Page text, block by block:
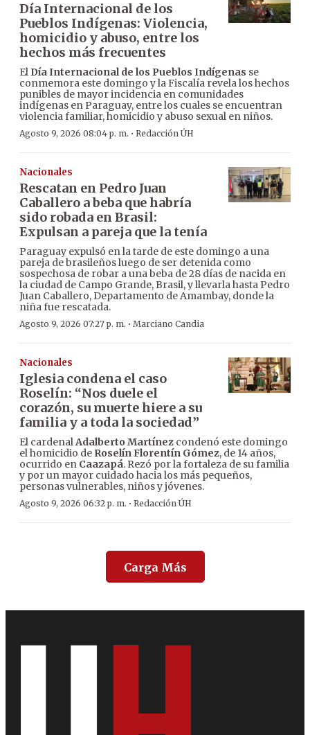
Día Internacional de los
Pueblos Indígenas: Violencia,
homicidio y abuso, entre los
hechos más frecuentes
El Día Internacional de los Pueblos Indígenas se
conmemora este domingo y la Fiscalía revela los hechos
punibles de mayor incidencia en comunidades
indígenas en Paraguay, entre los cuales se encuentran
violencia familiar, homicidio y abuso sexual en niños.
Agosto 9, 2026 08:04 p. m. · Redacción ÚH
Nacionales
Rescatan en Pedro Juan
Caballero a beba que habría
sido robada en Brasil:
Expulsan a pareja que la tenía
Paraguay expulsó en la tarde de este domingo a una
pareja de brasileños luego de ser detenida como
sospechosa de robar a una beba de 28 días de nacida en
la ciudad de Campo Grande, Brasil, y llevarla hasta Pedro
Juan Caballero, Departamento de Amambay, donde la
niña fue rescatada.
Agosto 9, 2026 07:27 p. m. · Marciano Candia
Nacionales
Iglesia condena el caso
Roselín: “Nos duele el
corazón, su muerte hiere a su
familia y a toda la sociedad”
El cardenalAdalberto Martínez condenó este domingo
el homicidio de Roselín Florentín Gómez, de 14 años,
ocurrido en Caazapá. Rezó por la fortaleza de su familia
y por un mayor cuidado hacia los más pequeños,
personas vulnerables, niños y jóvenes.
Agosto 9, 2026 06:32 p. m. · Redacción ÚH
Carga Más